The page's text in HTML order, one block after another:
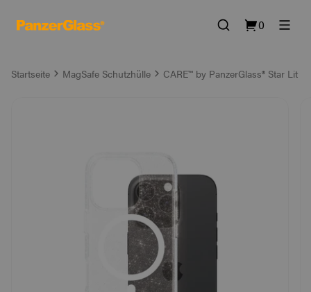
0
Startseite MagSafe Schutzhülle CARE™ by PanzerGlass® Star Lit